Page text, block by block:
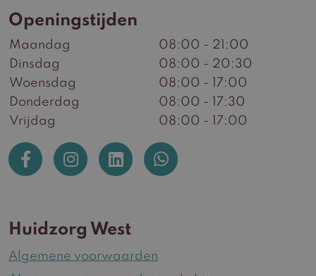
Openingstijden
Maandag
08:00 - 21:00
Dinsdag
08:00 - 20:30
Woensdag
08:00 - 17:00
Donderdag
08:00 - 17:30
Vrijdag
08:00 - 17:00
Huidzorg West
Algemene voorwaarden